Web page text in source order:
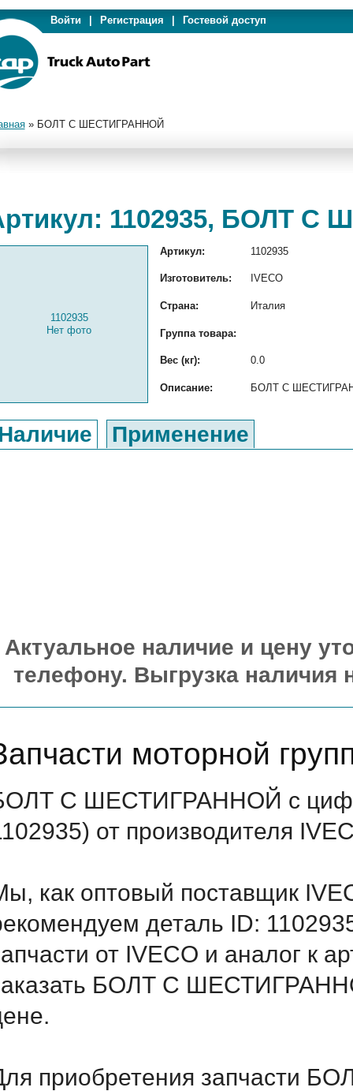
Войти Регистрация Гостевой доступ
» БОЛТ С ШЕСТИГРАННОЙ
1102935, БОЛТ С
1102935
Нет фото
Артикул: 1102935
Изготовитель: IVECO
Страна: Италия
Группа товара:
Вес (кг): 0.0
Описание: БОЛТ С
Применение
Актуальное наличие и цену
телефону. Выгрузка наличия
моторной
С ШЕСТИГРАННОЙ с
от производителя
как оптовый поставщик
деталь ID:
от IVECO и аналог к
БОЛТ С
приобретения запчасти